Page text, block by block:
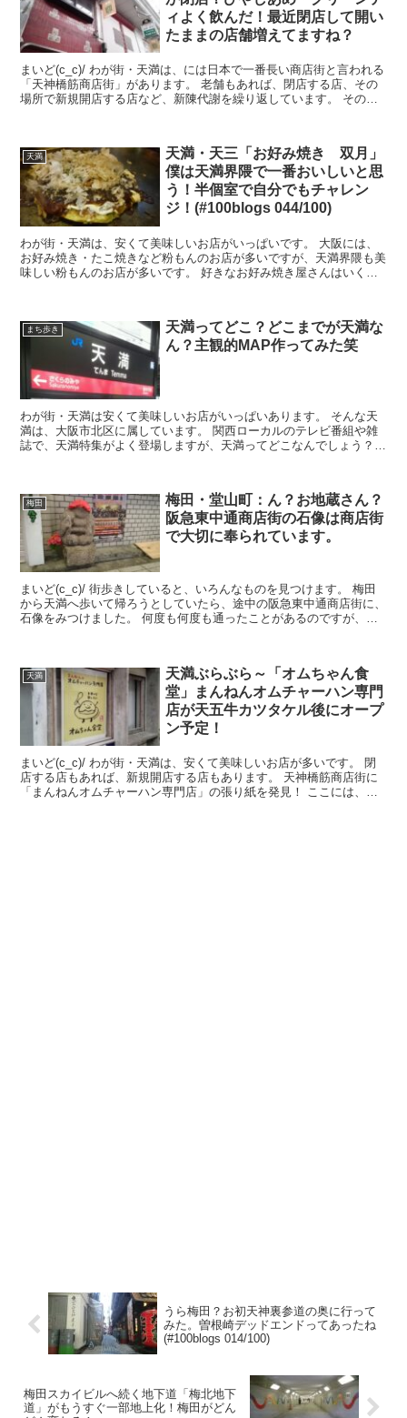
ィよく飲んだ！最近閉店して開い
たままの店舗増えてますね？
まいど(c_c)/ わが街・天満は、には日本で一番長い商店街と言われる
「天神橋筋商店街」があります。 老舗もあれば、閉店する店、その
場所で新規開店する店など、新陳代謝を繰り返しています。 その中
天満
天満・天三「お好み焼き 双月」
僕は天満界隈で一番おいしいと思
う！半個室で自分でもチャレン
ジ！(#100blogs 044/100)
わが街・天満は、安くて美味しいお店がいっぱいです。 大阪には、
お好み焼き・たこ焼きなど粉もんのお店が多いですが、天満界隈も美
味しい粉もんのお店が多いです。 好きなお好み焼き屋さんはいくつ
まち歩き
天満ってどこ？どこまでが天満な
ん？主観的MAP作ってみた笑
わが街・天満は安くて美味しいお店がいっぱいあります。 そんな天
満は、大阪市北区に属しています。 関西ローカルのテレビ番組や雑
誌で、天満特集がよく登場しますが、天満ってどこなんでしょう？ど
梅田
梅田・堂山町：ん？お地蔵さん？
阪急東中通商店街の石像は商店街
で大切に奉られています。
まいど(c_c)/ 街歩きしていると、いろんなものを見つけます。 梅田
から天満へ歩いて帰ろうとしていたら、途中の阪急東中通商店街に、
石像をみつけました。 何度も何度も通ったことがあるのですが、全
天満
天満ぶらぶら～「オムちゃん食
堂」まんねんオムチャーハン専門
店が天五牛カツタケル後にオープ
ン予定！
まいど(c_c)/ わが街・天満は、安くて美味しいお店が多いです。 閉
店する店もあれば、新規開店する店もあります。 天神橋筋商店街に
「まんねんオムチャーハン専門店」の張り紙を発見！ ここには、以
うら梅田？お初天神裏参道の奥に行って
みた。曽根崎デッドエンドってあったね
(#100blogs 014/100)
梅田スカイビルへ続く地下道「梅北地下
道」がもうすぐ一部地上化！梅田がどん